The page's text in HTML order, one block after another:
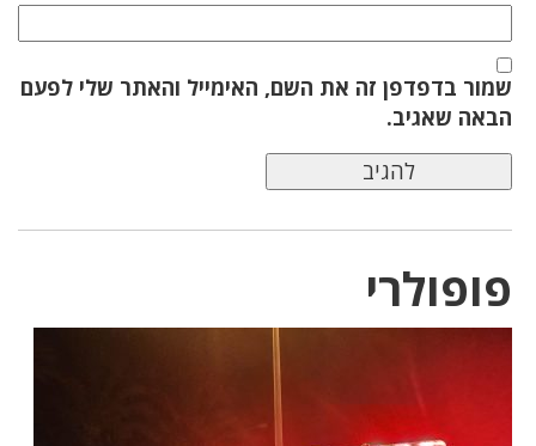
שמור בדפדפן זה את השם, האימייל והאתר שלי לפעם
הבאה שאגיב.
פופולרי